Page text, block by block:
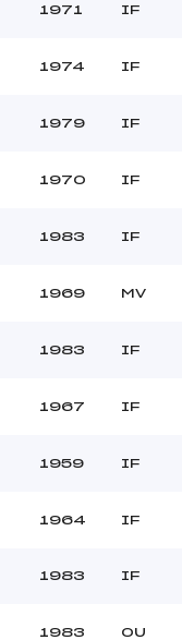
Température
1971 IF
1974 IF
1979 IF
1970 IF
1983 IF
1969 MV
1983 IF
1967 IF
1959 IF
1964 IF
1983 IF
1983 OU